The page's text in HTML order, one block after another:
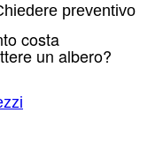
preventivo
costa
un albero?